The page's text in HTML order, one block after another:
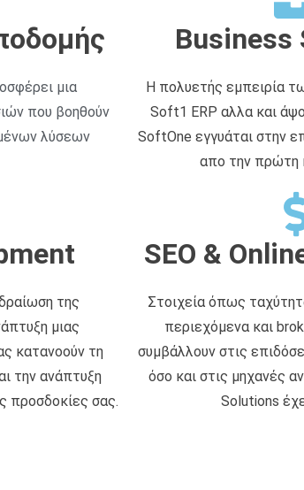
μια
που βοηθούν
λύσεων
Business
Η πολυετής εμπειρία
Soft1 ERP αλλα και
SoftOne εγγυάται στην
απο την πρώτη
της
μιας
κατανοούν τη
την ανάπτυξη
προσδοκίες σας.
SEO &
Στοιχεία όπως
περιεχόμενα και
συμβάλλουν στις
όσο και στις μηχανές
Solutions